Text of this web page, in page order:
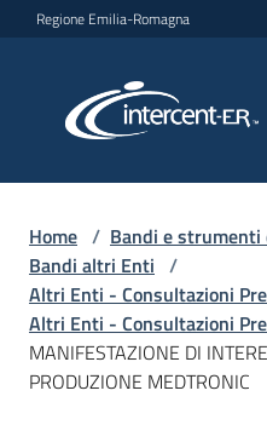
Vai al contenuto
Vai alla navigazione
Vai al footer
Regione Emilia-Romagna
per lo
L'Agenzia
Home / Bandi e
Bandi altri Enti /
Altri Enti - Consultazioni
Altri Enti - Consultazioni
MANIFESTAZIONE DI
PRODUZIONE MEDTRONIC